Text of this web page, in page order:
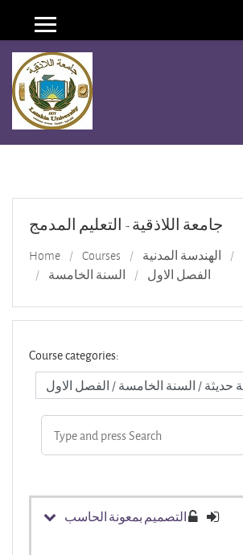
Skip to main content
Side panel
جامعة اللاذقية - التعليم المدمج
Home Courses الهندسة المدنية
السنة الخامسة
الفصل الاول
Course categories:
التصميم بمعونة الحاسب